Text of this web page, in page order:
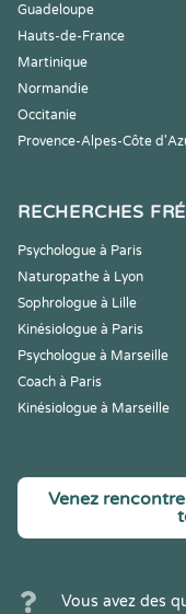
Guadeloupe
Hauts-de-France
Martinique
Normandie
Occitanie
Provence-Alpes-Côte
RECHERCHES
Psychologue à Paris
Naturopathe à Lyon
Sophrologue à Lille
Kinésiologue à Paris
Psychologue à Marseille
Coach à Paris
Kinésiologue à Marseille
Venez
Vous avez des